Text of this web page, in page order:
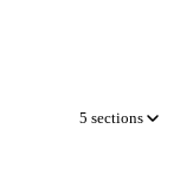
5 sections